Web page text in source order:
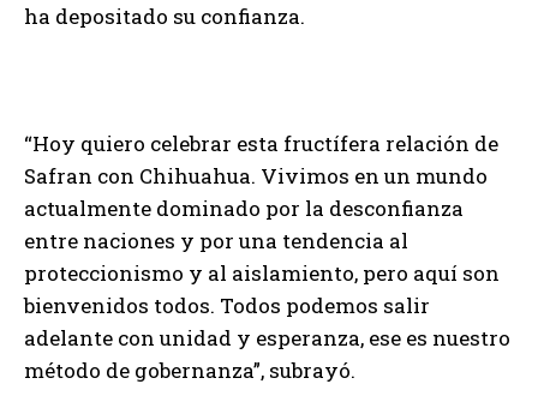
ha depositado su confianza.
“Hoy quiero celebrar esta fructífera relación de
Safran con Chihuahua. Vivimos en un mundo
actualmente dominado por la desconfianza
entre naciones y por una tendencia al
proteccionismo y al aislamiento, pero aquí son
bienvenidos todos. Todos podemos salir
adelante con unidad y esperanza, ese es nuestro
método de gobernanza”, subrayó.